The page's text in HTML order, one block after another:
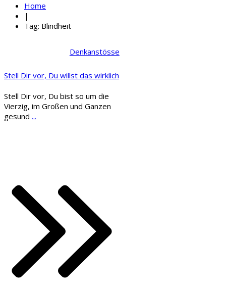
Home
|
Tag: Blindheit
Denkanstösse
Stell Dir vor, Du willst das wirklich
Stell Dir vor, Du bist so um die
Vierzig, im Großen und Ganzen
gesund ...